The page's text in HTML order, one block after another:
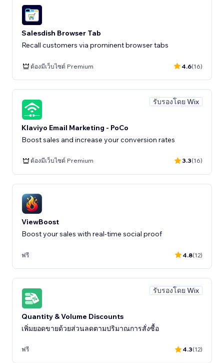
Salesdish Browser Tab
Recall customers via prominent browser tabs
ต้องมีเว็บไซต์ Premium 4.6(16)
รับรองโดย Wix
Klaviyo Email Marketing - PoCo
Boost sales and increase your conversion rates
ต้องมีเว็บไซต์ Premium 3.3(16)
ViewBoost
Boost your sales with real-time social proof
ฟรี 4.8(12)
รับรองโดย Wix
Quantity & Volume Discounts
เพิ่มยอดขายด้วยส่วนลดตามปริมาณการสั่งซื้อ
ฟรี 4.3(12)